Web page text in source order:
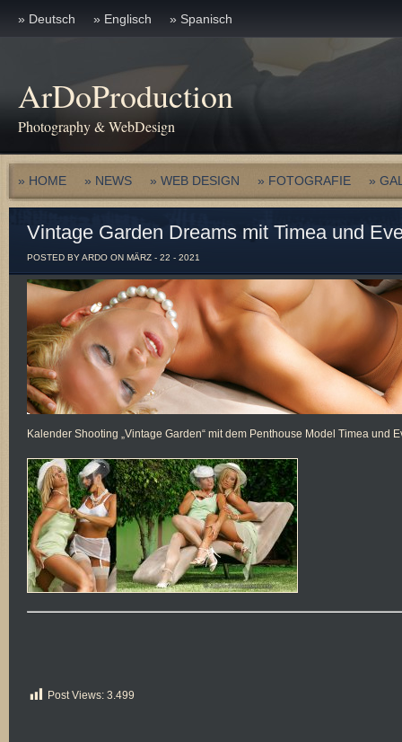
» Deutsch » Englisch » Spanisch
ArDoProduction
Photography & WebDesign
» HOME » NEWS » WEB DESIGN » FOTOGRAFIE »
Vintage Garden Dreams mit Timea und
POSTED BY ARDO ON MÄRZ - 22 - 2021
Kalender Shooting „Vintage Garden“ mit dem Penthouse Model Timea und
Post Views: 3.499